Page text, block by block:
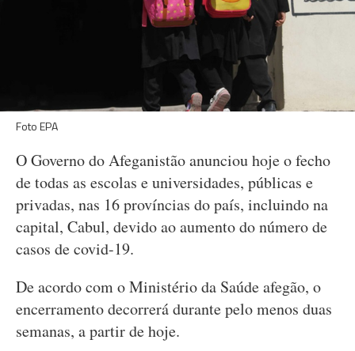
Foto EPA
O Governo do Afeganistão anunciou hoje o fecho
de todas as escolas e universidades, públicas e
privadas, nas 16 províncias do país, incluindo na
capital, Cabul, devido ao aumento do número de
casos de covid-19.
De acordo com o Ministério da Saúde afegão, o
encerramento decorrerá durante pelo menos duas
semanas, a partir de hoje.